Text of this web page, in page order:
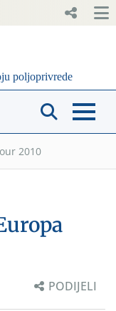
2010
PODIJELI